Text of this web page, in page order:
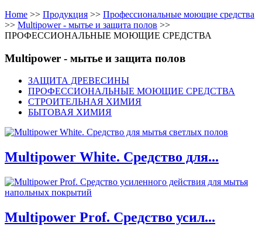
Home >> Продукция >> Профессиональные моющие средства
>> Multipower - мытье и защита полов >>
ПРОФЕССИОНАЛЬНЫЕ МОЮЩИЕ СРЕДСТВА
Multipower - мытье и защита полов
ЗАЩИТА ДРЕВЕСИНЫ
ПРОФЕССИОНАЛЬНЫЕ МОЮЩИЕ СРЕДСТВА
СТРОИТЕЛЬНАЯ ХИМИЯ
БЫТОВАЯ ХИМИЯ
Multipower White. Средство для...
Multipower Prof. Средство усил...